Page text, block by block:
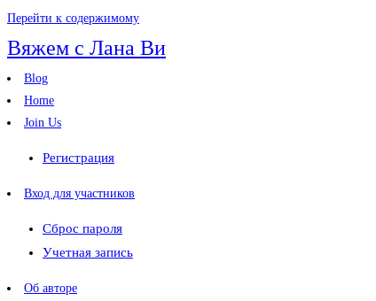
Перейти к содержимому
Вяжем с Лана Ви
Blog
Home
Join Us
Регистрация
Вход для участников
Сброс пароля
Учетная запись
Об авторе